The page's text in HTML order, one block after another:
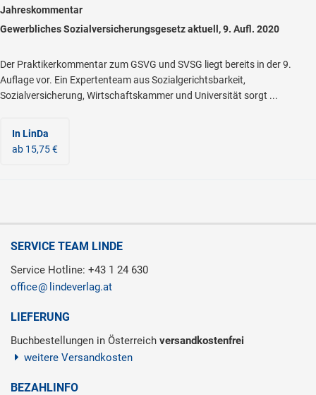
Jahreskommentar
Gewerbliches Sozialversicherungsgesetz aktuell, 9. Aufl. 2020
Der Praktikerkommentar zum GSVG und SVSG liegt bereits in der 9.
Auflage vor. Ein Expertenteam aus Sozialgerichtsbarkeit,
Sozialversicherung, Wirtschaftskammer und Universität sorgt ...
In LinDa
ab 15,75 €
SERVICE TEAM LINDE
Service Hotline: +43 1 24 630
office
lindeverlag.at
LIEFERUNG
Buchbestellungen in Österreich versandkostenfrei
weitere Versandkosten
BEZAHLINFO